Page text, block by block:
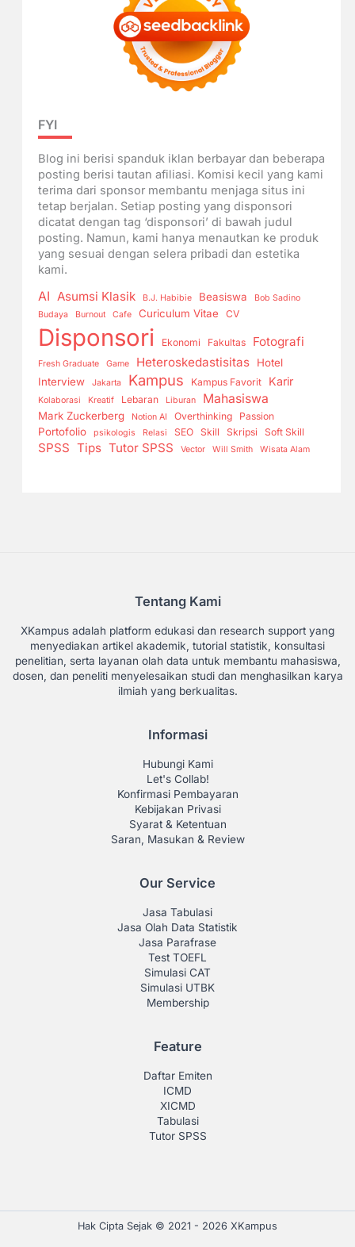
FYI
Blog ini berisi spanduk iklan berbayar dan beberapa
posting berisi tautan afiliasi. Komisi kecil yang kami
terima dari sponsor membantu menjaga situs ini
tetap berjalan. Setiap posting yang disponsori
dicatat dengan tag ‘disponsori’ di bawah judul
posting. Namun, kami hanya menautkan ke produk
yang sesuai dengan selera pribadi dan estetika
kami.
AI Asumsi Klasik B.J. Habibie Beasiswa
Bob Sadino
Budaya
Burnout Cafe Curiculum Vitae CV
Disponsori Ekonomi Fakultas Fotografi
Fresh Graduate Game Heteroskedastisitas
Hotel
Interview
Jakarta Kampus Kampus Favorit Karir
Kolaborasi Kreatif Lebaran Liburan Mahasiswa
Mark Zuckerberg Notion AI Overthinking Passion
Portofolio psikologis Relasi SEO Skill Skripsi Soft Skill
SPSS Tips Tutor SPSS Vector Will Smith Wisata Alam
Tentang Kami
XKampus adalah platform edukasi dan research support yang
menyediakan artikel akademik, tutorial statistik, konsultasi
penelitian, serta layanan olah data untuk membantu mahasiswa,
dosen, dan peneliti menyelesaikan studi dan menghasilkan karya
ilmiah yang berkualitas.
Informasi
Hubungi Kami
Let's Collab!
Konfirmasi Pembayaran
Kebijakan Privasi
Syarat & Ketentuan
Saran, Masukan & Review
Our Service
Jasa Tabulasi
Jasa Olah Data Statistik
Jasa Parafrase
Test TOEFL
Simulasi CAT
Simulasi UTBK
Membership
Feature
Daftar Emiten
ICMD
XICMD
Tabulasi
Tutor SPSS
Hak Cipta Sejak © 2021 - 2026 XKampus